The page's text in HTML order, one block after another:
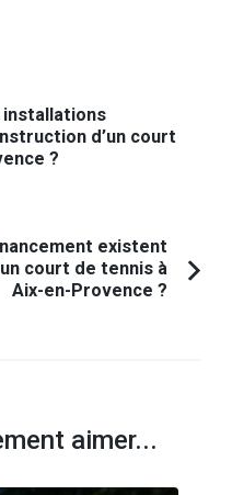
d’un court
?
existent
court de tennis à
Aix-en-Provence ?
aimer...